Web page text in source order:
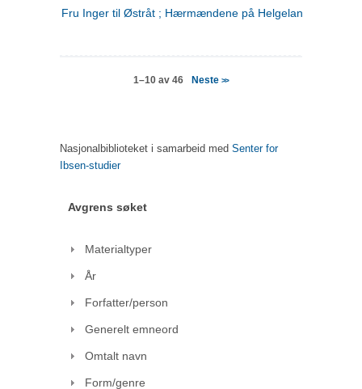
Fru Inger til Østråt ; Hærmændene på Helgeland
1–10 av 46 Neste>>
Nasjonalbiblioteket i samarbeid med Senter for
Ibsen-studier
Avgrens søket
Materialtyper
År
Forfatter/person
Generelt emneord
Omtalt navn
Form/genre